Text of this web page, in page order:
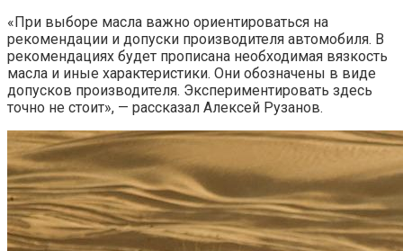
«При выборе масла важно ориентироваться на
рекомендации и допуски производителя автомобиля. В
рекомендациях будет прописана необходимая вязкость
масла и иные характеристики. Они обозначены в виде
допусков производителя. Экспериментировать здесь
точно не стоит», — рассказал Алексей Рузанов.